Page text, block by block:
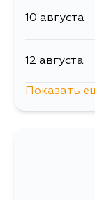
10 августа
12 августа
Показать